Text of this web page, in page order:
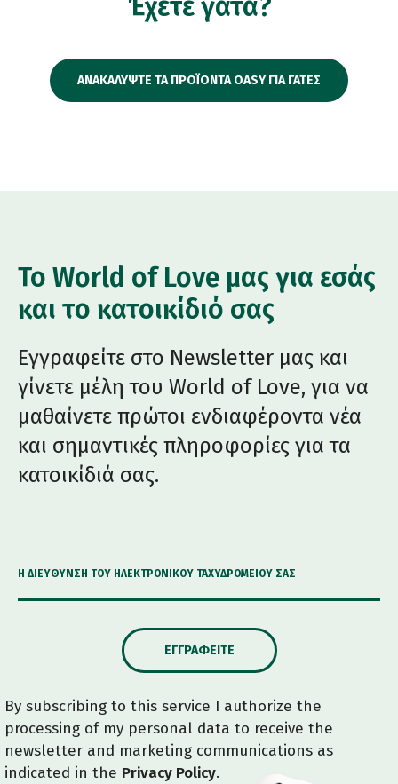
Έχετε γάτα?
ΑΝΑΚΑΛΥΨΤΕ ΤΑ ΠΡΟΪΟΝΤΑ OASY ΓΙΑ ΓΑΤΕΣ
Το World of Love μας για εσάς
και το κατοικίδιό σας
Εγγραφείτε στο Newsletter μας και
γίνετε μέλη του World of Love, για να
μαθαίνετε πρώτοι ενδιαφέροντα νέα
και σημαντικές πληροφορίες για τα
κατοικίδιά σας.
Η ΔΙΕΎΘΥΝΣΗ ΤΟΥ ΗΛΕΚΤΡΟΝΙΚΟΎ ΤΑΧΥΔΡΟΜΕΊΟΥ ΣΑΣ
ΕΓΓΡΑΦΕΊΤΕ
By subscribing to this service I authorize the
processing of my personal data to receive the
newsletter and marketing communications as
indicated in the Privacy Policy.